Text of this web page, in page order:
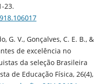
23.
G. V., Gonçalves, C. E. B., &
de excelência no
da seleção Brasileira
de Educação Física, 26(4),